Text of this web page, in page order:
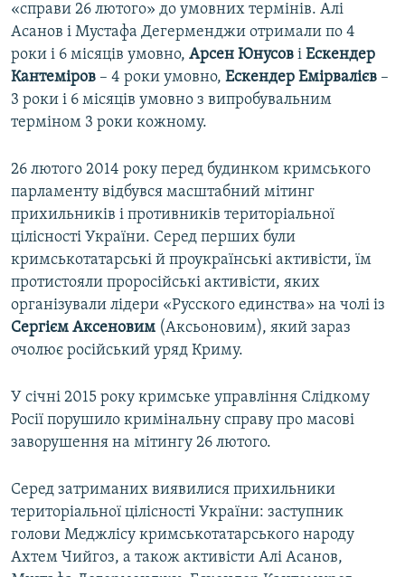
«справи 26 лютого» до умовних термінів. Алі
Асанов і Мустафа Дегерменджи отримали по 4
роки і 6 місяців умовно, Арсен Юнусов і Ескендер
Кантеміров – 4 роки умовно, Ескендер Емірвалієв –
3 роки і 6 місяців умовно з випробувальним
терміном 3 роки кожному.
26 лютого 2014 року перед будинком кримського
парламенту відбувся масштабний мітинг
прихильників і противників територіальної
цілісності України. Серед перших були
кримськотатарські й проукраїнські активісти, їм
протистояли проросійські активісти, яких
організували лідери «Русского единства» на чолі із
Сергієм Аксеновим (Аксьоновим), який зараз
очолює російський уряд Криму.
У січні 2015 року кримське управління Слідкому
Росії порушило кримінальну справу про масові
заворушення на мітингу 26 лютого.
Серед затриманих виявилися прихильники
територіальної цілісності України: заступник
голови Меджлісу кримськотатарського народу
Ахтем Чийгоз, а також активісти Алі Асанов,